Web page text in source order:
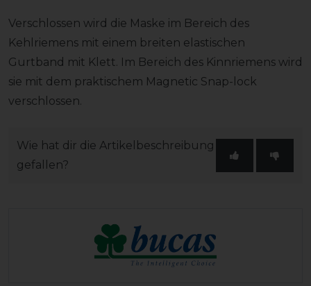
Verschlossen wird die Maske im Bereich des
Kehlriemens mit einem breiten elastischen
Gurtband mit Klett. Im Bereich des Kinnriemens wird
sie mit dem praktischem Magnetic Snap-lock
verschlossen.
Wie hat dir die Artikelbeschreibung
gefallen?